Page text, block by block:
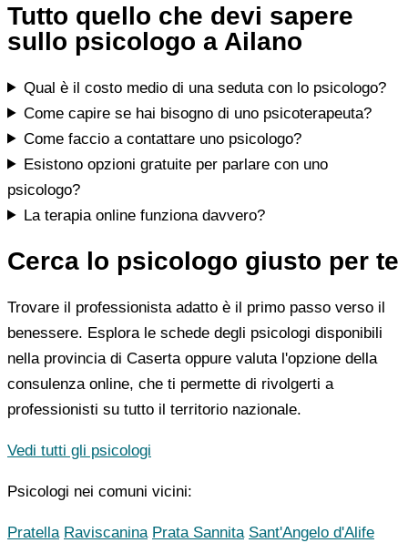
Tutto quello che devi sapere
sullo psicologo a Ailano
Qual è il costo medio di una seduta con lo psicologo?
Come capire se hai bisogno di uno psicoterapeuta?
Come faccio a contattare uno psicologo?
Esistono opzioni gratuite per parlare con uno
psicologo?
La terapia online funziona davvero?
Cerca lo psicologo giusto per te
Trovare il professionista adatto è il primo passo verso il
benessere. Esplora le schede degli psicologi disponibili
nella provincia di Caserta oppure valuta l'opzione della
consulenza online, che ti permette di rivolgerti a
professionisti su tutto il territorio nazionale.
Vedi tutti gli psicologi
Psicologi nei comuni vicini:
Pratella Raviscanina Prata Sannita Sant'Angelo d'Alife